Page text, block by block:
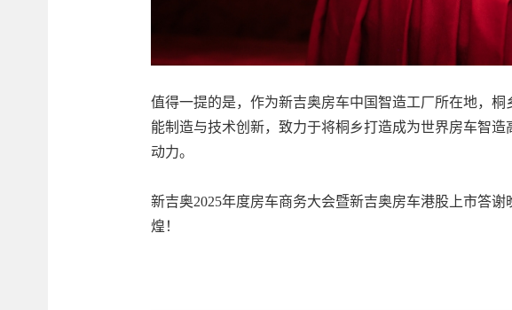
值得一提的是，作为新吉奥房车中国智造工厂所在地，
能制造与技术创新，致力于将桐乡打造成为世界房车智
动力。
新吉奥2025年度房车商务大会暨新吉奥房车港股上市答
煌！